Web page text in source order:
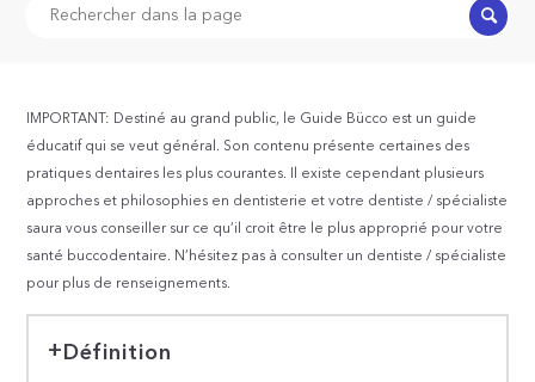
IMPORTANT: Destiné au grand public, le Guide Bücco est un guide
éducatif qui se veut général. Son contenu présente certaines des
pratiques dentaires les plus courantes. Il existe cependant plusieurs
approches et philosophies en dentisterie et votre dentiste / spécialiste
saura vous conseiller sur ce qu’il croit être le plus approprié pour votre
santé buccodentaire. N’hésitez pas à consulter un dentiste / spécialiste
pour plus de renseignements.
Définition